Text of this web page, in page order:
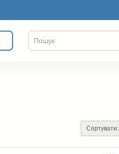
Сортувати: